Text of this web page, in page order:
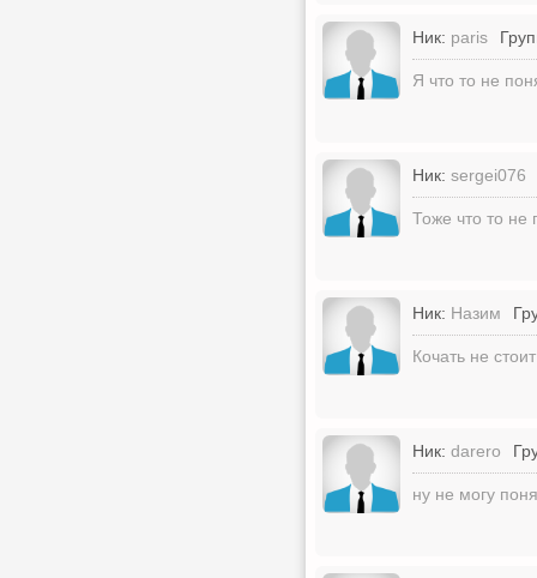
Ник: paris
Я что то не
Ник: sergei076
Тоже что то не
Ник: Назим
Кочать не
Ник: darero
ну не могу